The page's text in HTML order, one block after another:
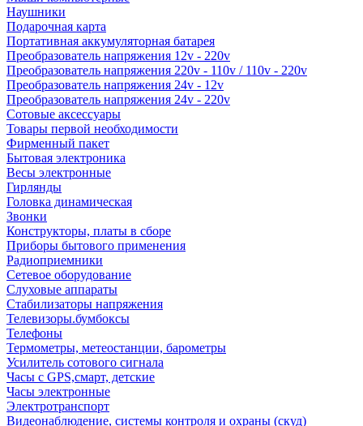
Наушники
Подарочная карта
Портативная аккумуляторная батарея
Преобразователь напряжения 12v - 220v
Преобразователь напряжения 220v - 110v / 110v - 220v
Преобразователь напряжения 24v - 12v
Преобразователь напряжения 24v - 220v
Сотовые аксессуары
Товары первой необходимости
Фирменный пакет
Бытовая электроника
Весы электронные
Гирлянды
Головка динамическая
Звонки
Конструкторы, платы в сборе
Приборы бытового применения
Радиоприемники
Сетевое оборудование
Слуховые аппараты
Стабилизаторы напряжения
Телевизоры.бумбоксы
Телефоны
Термометры, метеостанции, барометры
Усилитель сотового сигнала
Часы с GPS,смарт, детские
Часы электронные
Электротранспорт
Видеонаблюдение, системы контроля и охраны (скуд)